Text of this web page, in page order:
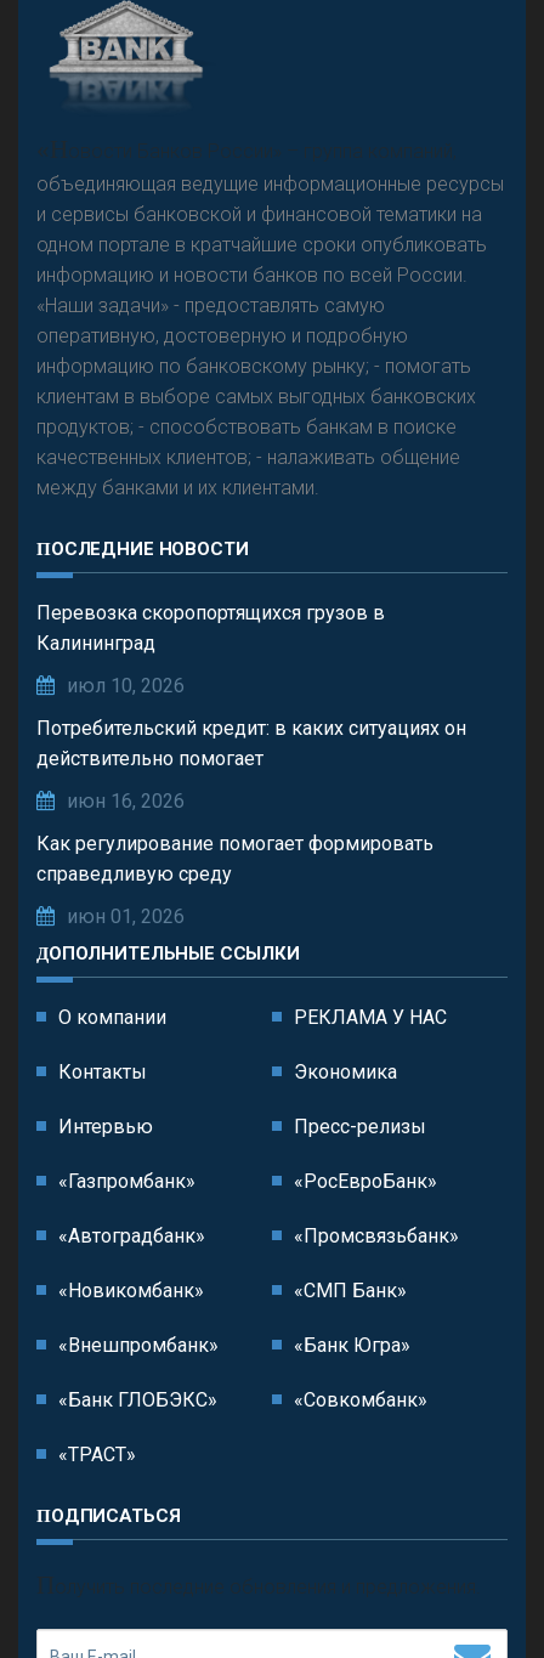
Резкого разворота на рынке автокредитов не
предвидится - «Интервью»
«Н
овости Банков России» – группа компаний,
объединяющая ведущие информационные ресурсы
и сервисы банковской и финансовой тематики на
одном портале в кратчайшие сроки опубликовать
информацию и новости банков по всей России.
«Наши задачи» - предоставлять самую
оперативную, достоверную и подробную
информацию по банковскому рынку; - помогать
клиентам в выборе самых выгодных банковских
продуктов; - способствовать банкам в поиске
качественных клиентов; - налаживать общение
между банками и их клиентами.
ПОСЛЕДНИЕ НОВОСТИ
Перевозка скоропортящихся грузов в
Калининград
июл 10, 2026
Потребительский кредит: в каких ситуациях он
действительно помогает
июн 16, 2026
Как регулирование помогает формировать
справедливую среду
июн 01, 2026
ДОПОЛНИТЕЛЬНЫЕ ССЫЛКИ
О компании РЕКЛАМА У НАС
Контакты Экономика
Интервью Пресс-релизы
«Газпромбанк» «РосЕвроБанк»
«Автоградбанк» «Промсвязьбанк»
«Новикомбанк» «СМП Банк»
«Внешпромбанк» «Банк Югра»
«Банк ГЛОБЭКС» «Совкомбанк»
«ТРАСТ»
ПОДПИСАТЬСЯ
П олучить последние обновления и предложения.